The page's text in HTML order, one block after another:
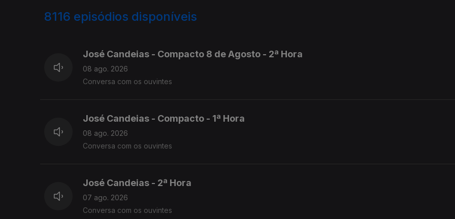
8116 episódios disponíveis
José Candeias - Compacto 8 de Agosto - 2ª Hora
08 ago. 2026
Conversa com os ouvintes
José Candeias - Compacto - 1ª Hora
08 ago. 2026
Conversa com os ouvintes
José Candeias - 2ª Hora
07 ago. 2026
Conversa com os ouvintes